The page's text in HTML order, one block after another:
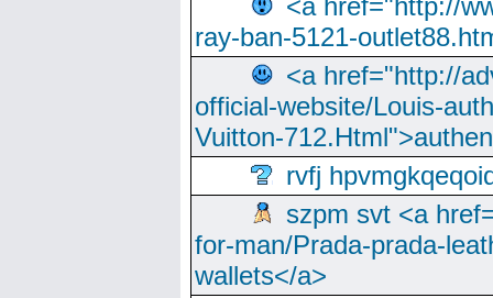
<a href="http://
ray-ban-5121-
<a href="http://
official-website/Louis-
Vuitton-
rvfj
szpm svt <a
for-man/Prada-prada-
wallets</a>